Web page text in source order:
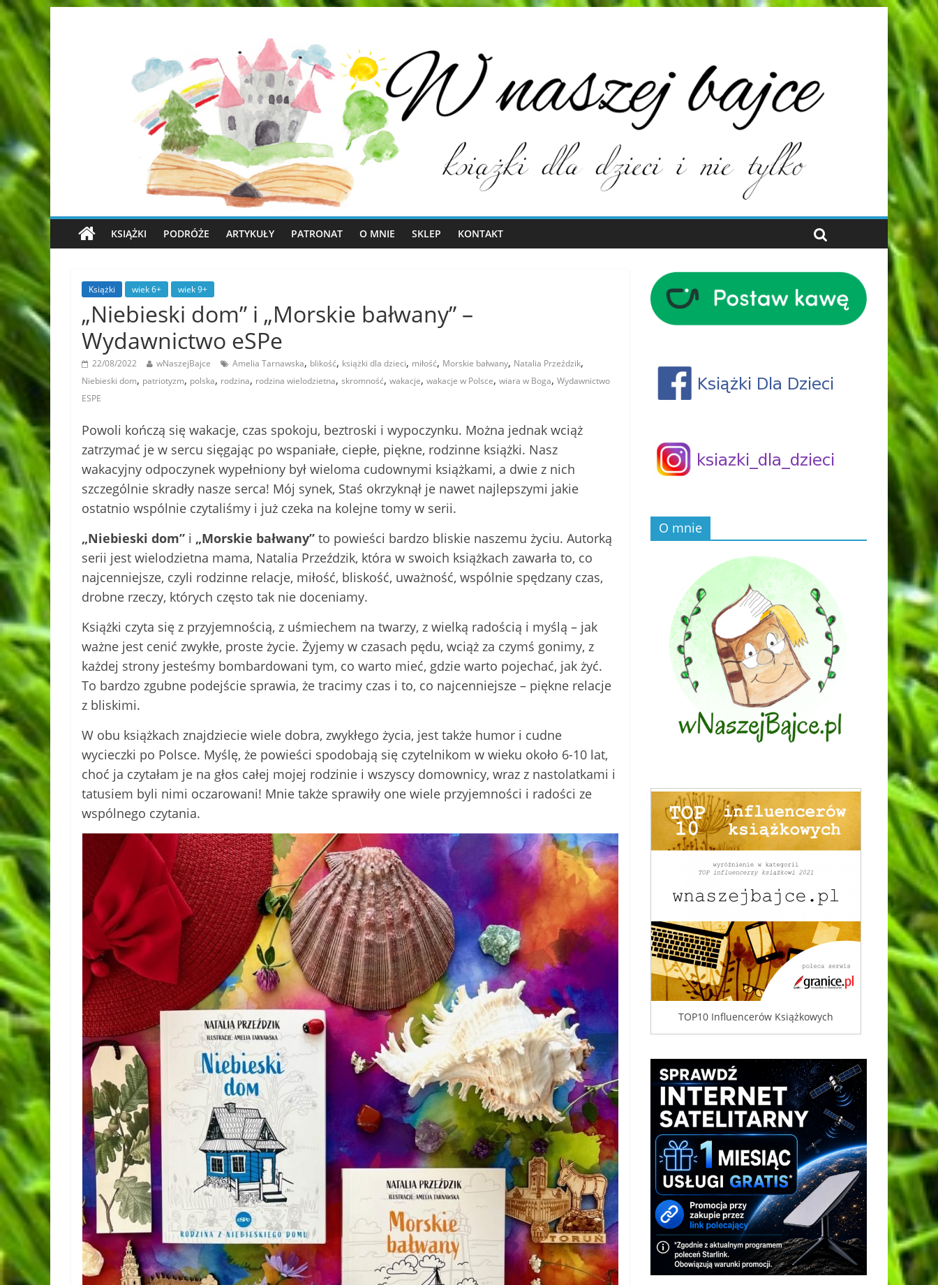
KSIĄŻKI PODRÓŻE ARTYKUŁY PATRONAT O MNIE SKLEP KONTAKT
Książki wiek 6+ wiek 9+
„Niebieski dom” i „Morskie bałwany” –
Wydawnictwo eSPe
22/08/2022 wNaszejBajce Amelia Tarnawska, blikość, książki dla dzieci, miłość, Morskie bałwany, Natalia Przeździk,
Niebieski dom, patriotyzm, polska, rodzina, rodzina wielodzietna, skromność, wakacje, wakacje w Polsce, wiara w Boga, Wydawnictwo
ESPE
Powoli kończą się wakacje, czas spokoju, beztroski i wypoczynku. Można jednak wciąż
zatrzymać je w sercu sięgając po wspaniałe, ciepłe, piękne, rodzinne książki. Nasz
wakacyjny odpoczynek wypełniony był wieloma cudownymi książkami, a dwie z nich
szczególnie skradły nasze serca! Mój synek, Staś okrzyknął je nawet najlepszymi jakie
ostatnio wspólnie czytaliśmy i już czeka na kolejne tomy w serii.
„Niebieski dom” i „Morskie bałwany” to powieści bardzo bliskie naszemu życiu. Autorką
serii jest wielodzietna mama, Natalia Przeździk, która w swoich książkach zawarła to, co
najcenniejsze, czyli rodzinne relacje, miłość, bliskość, uważność, wspólnie spędzany czas,
drobne rzeczy, których często tak nie doceniamy.
Książki czyta się z przyjemnością, z uśmiechem na twarzy, z wielką radością i myślą – jak
ważne jest cenić zwykłe, proste życie. Żyjemy w czasach pędu, wciąż za czymś gonimy, z
każdej strony jesteśmy bombardowani tym, co warto mieć, gdzie warto pojechać, jak żyć.
To bardzo zgubne podejście sprawia, że tracimy czas i to, co najcenniejsze – piękne relacje
z bliskimi.
W obu książkach znajdziecie wiele dobra, zwykłego życia, jest także humor i cudne
wycieczki po Polsce. Myślę, że powieści spodobają się czytelnikom w wieku około 6-10 lat,
choć ja czytałam je na głos całej mojej rodzinie i wszyscy domownicy, wraz z nastolatkami i
tatusiem byli nimi oczarowani! Mnie także sprawiły one wiele przyjemności i radości ze
wspólnego czytania.
O mnie
TOP10 Influencerów Książkowych